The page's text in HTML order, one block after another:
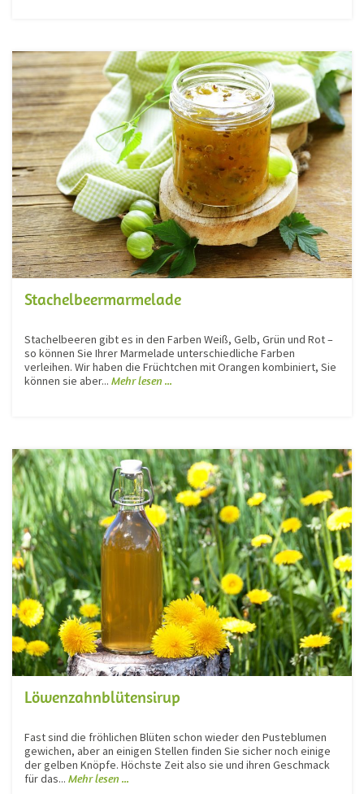
Stachelbeermarmelade
Stachelbeeren gibt es in den Farben Weiß, Gelb, Grün und Rot –
so können Sie Ihrer Marmelade unterschiedliche Farben
verleihen. Wir haben die Früchtchen mit Orangen kombiniert, Sie
können sie aber... Mehr lesen ...
Löwenzahnblütensirup
Fast sind die fröhlichen Blüten schon wieder den Pusteblumen
gewichen, aber an einigen Stellen finden Sie sicher noch einige
der gelben Knöpfe. Höchste Zeit also sie und ihren Geschmack
für das... Mehr lesen ...